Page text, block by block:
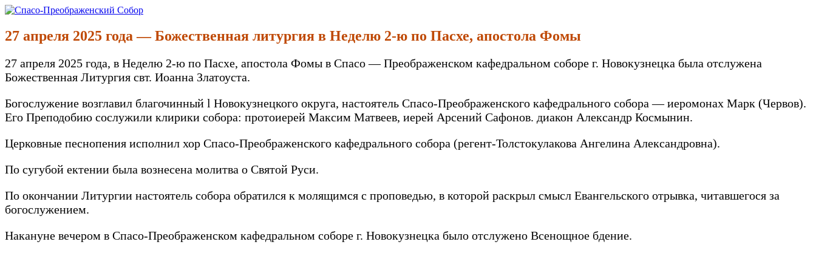
Перейти
содержимому
Спасо-Преображенский Собор
Спасо-Преображенский кафедральный Собор Новокузнецк
27 апреля 2025 года — Божественная литургия в Неделю 2-ю по Пасхе, апостола Фомы
27 апреля 2025 года, в Неделю 2-ю по Пасхе, апостола Фомы в Спасо — Преображенском кафедральном соборе г. Новокузнецка была отслужена
Божественная Литургия свт. Иоанна Златоуста.
Богослужение возглавил благочинный l Новокузнецкого округа, настоятель Спасо-Преображенского кафедрального собора — иеромонах Марк (Червов).
Его Преподобию сослужили клирики собора: протоиерей Максим Матвеев, иерей Арсений Сафонов. диакон Александр Космынин.
Церковные песнопения исполнил хор Спасо-Преображенского кафедрального собора (регент-Толстокулакова Ангелина Александровна).
По сугубой ектении была вознесена молитва о Святой Руси.
По окончании Литургии настоятель собора обратился к молящимся с проповедью, в которой раскрыл смысл Евангельского отрывка, читавшегося за
богослужением.
Накануне вечером в Спасо-Преображенском кафедральном соборе г. Новокузнецка было отслужено Всенощное бдение.